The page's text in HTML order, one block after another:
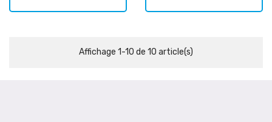
Affichage 1-10 de 10 article(s)